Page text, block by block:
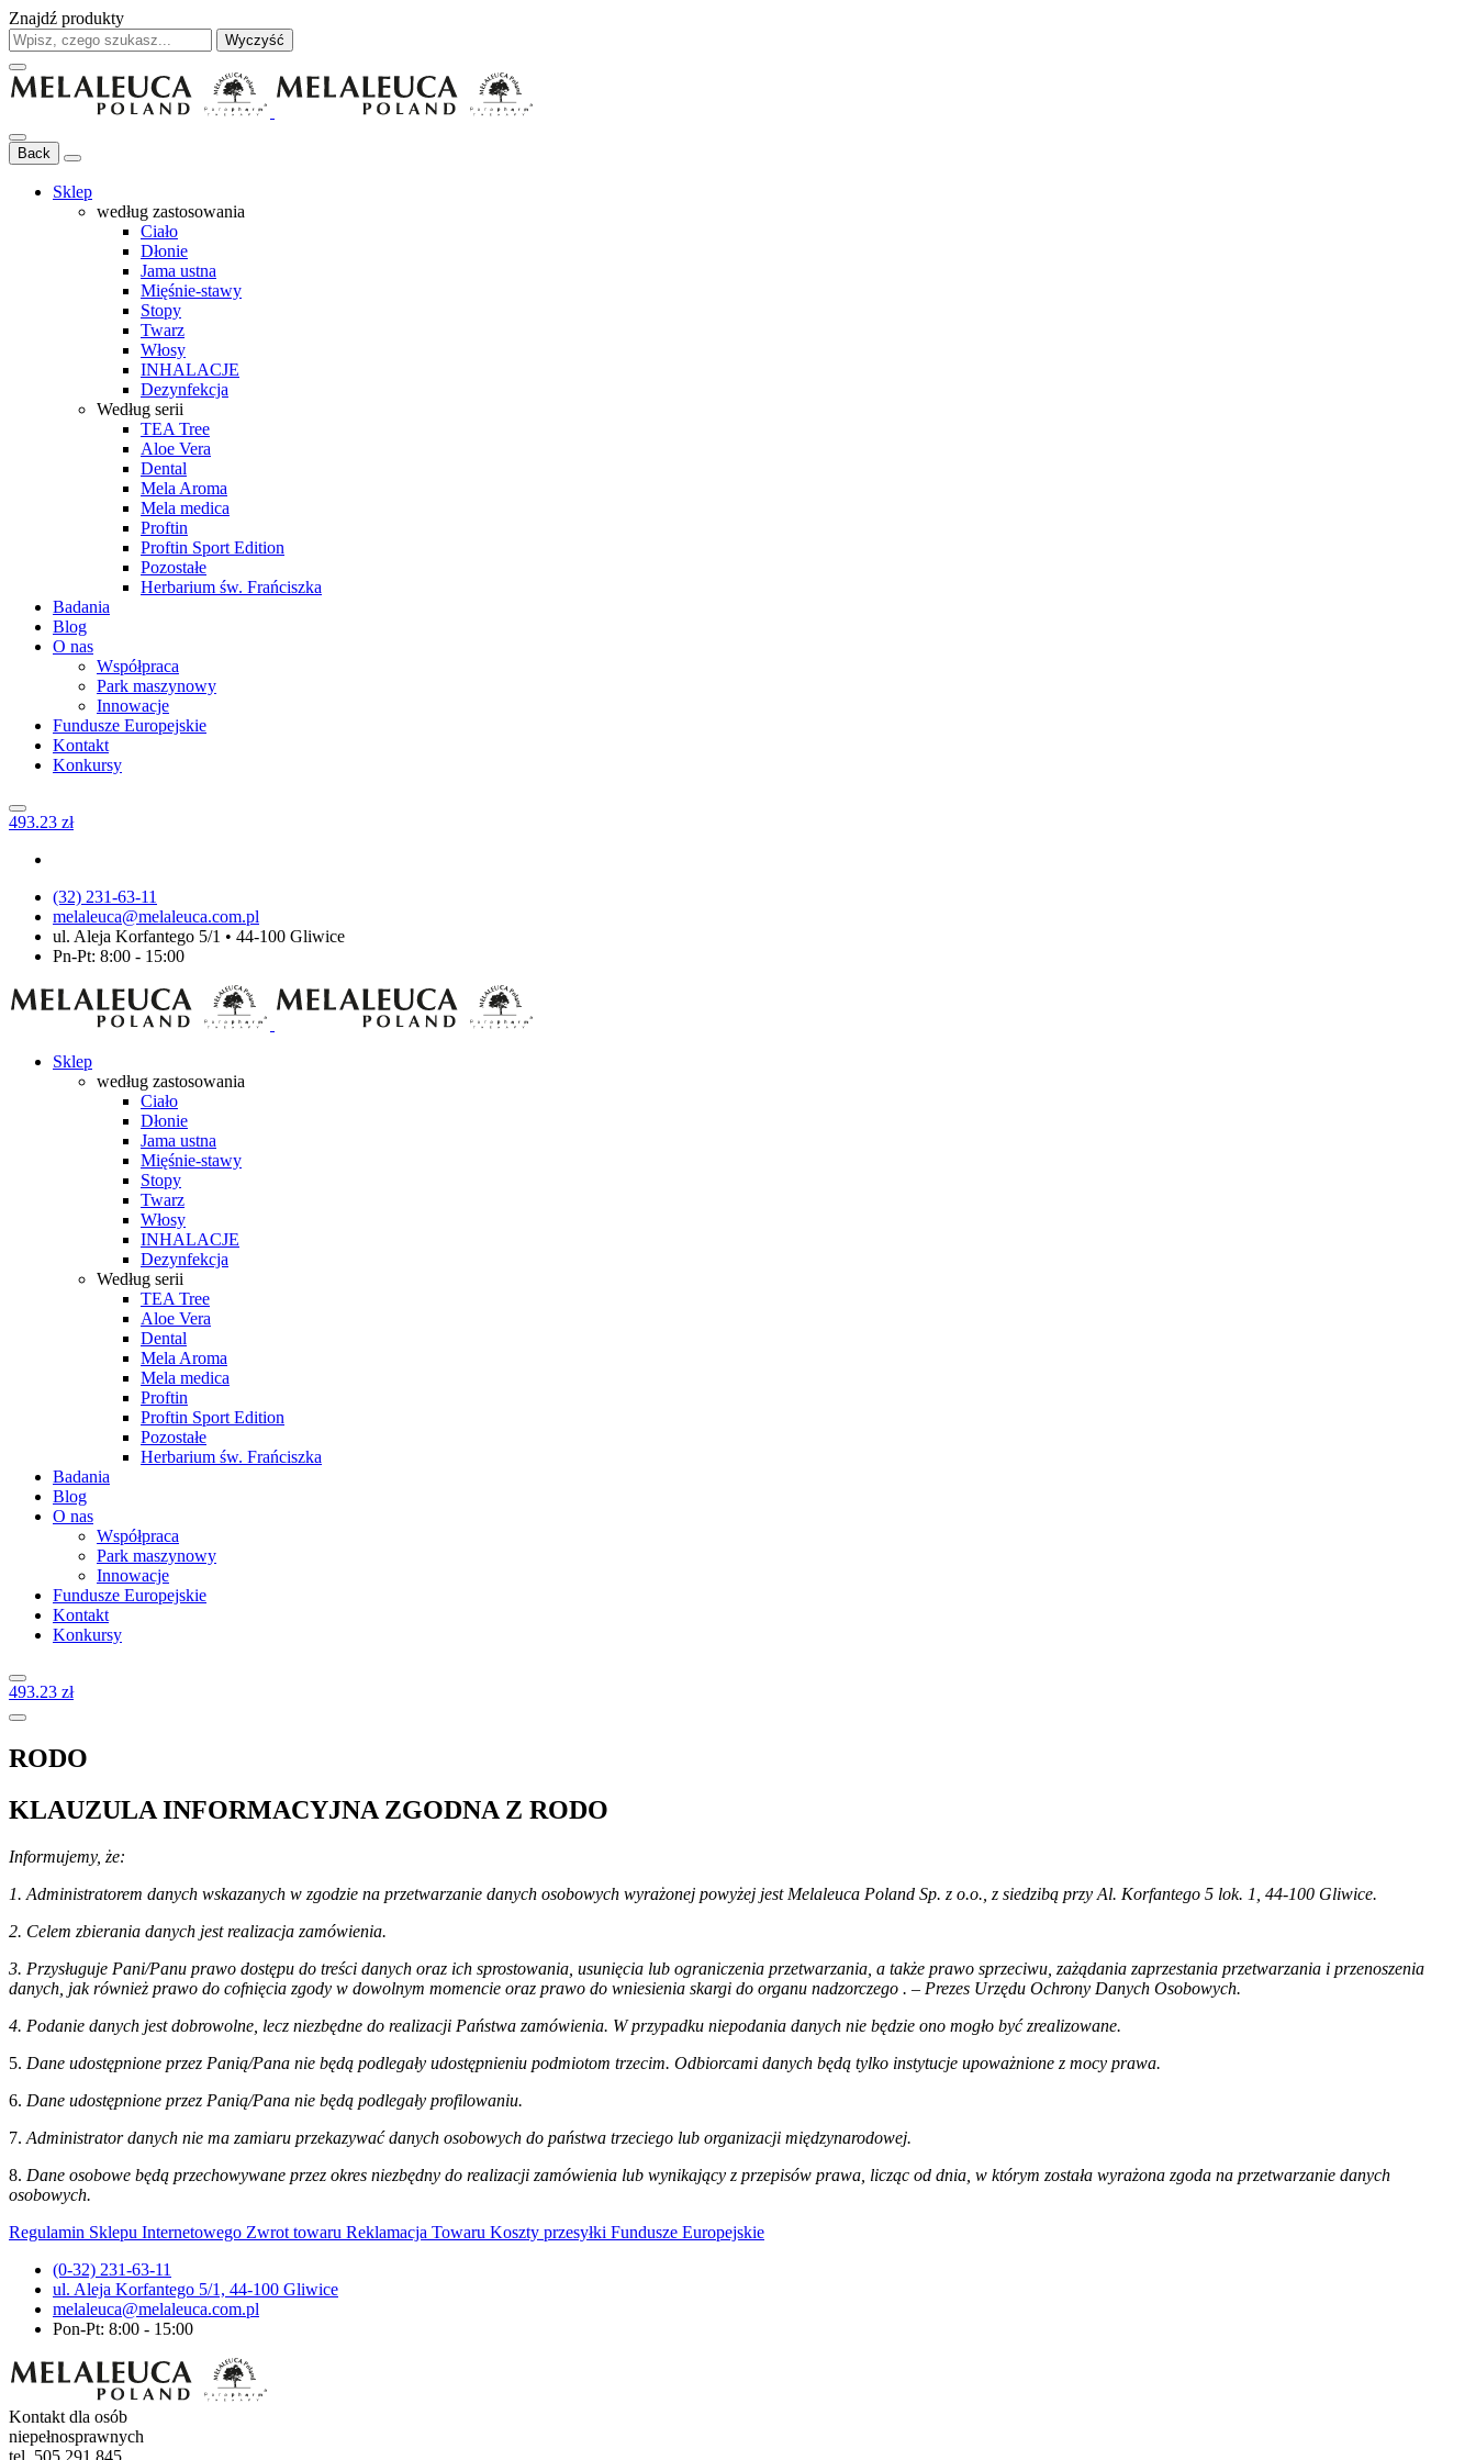
Znajdź produkty
Wyczyść
Back
Sklep
według zastosowania
Ciało
Dłonie
Jama ustna
Mięśnie-stawy
Stopy
Twarz
Włosy
INHALACJE
Dezynfekcja
Według serii
TEA Tree
Aloe Vera
Dental
Mela Aroma
Mela medica
Proftin
Proftin Sport Edition
Pozostałe
Herbarium św. Frańciszka
Badania
Blog
O nas
Współpraca
Park maszynowy
Innowacje
Fundusze Europejskie
Kontakt
Konkursy
493.23 zł
(32) 231-63-11
melaleuca@melaleuca.com.pl
ul. Aleja Korfantego 5/1 • 44-100 Gliwice
Pn-Pt: 8:00 - 15:00
Sklep
według zastosowania
Ciało
Dłonie
Jama ustna
Mięśnie-stawy
Stopy
Twarz
Włosy
INHALACJE
Dezynfekcja
Według serii
TEA Tree
Aloe Vera
Dental
Mela Aroma
Mela medica
Proftin
Proftin Sport Edition
Pozostałe
Herbarium św. Frańciszka
Badania
Blog
O nas
Współpraca
Park maszynowy
Innowacje
Fundusze Europejskie
Kontakt
Konkursy
493.23 zł
RODO
KLAUZULA INFORMACYJNA ZGODNA Z RODO
Informujemy, że:
1. Administratorem danych wskazanych w zgodzie na przetwarzanie danych osobowych wyrażonej powyżej jest Melaleuca Poland Sp. z o.o., z siedzibą przy Al. Korfantego 5 lok. 1, 44-100 Gliwice.
2. Celem zbierania danych jest realizacja zamówienia.
3. Przysługuje Pani/Panu prawo dostępu do treści danych oraz ich sprostowania, usunięcia lub ograniczenia przetwarzania, a także prawo sprzeciwu, zażądania zaprzestania przetwarzania i przenoszenia
danych, jak również prawo do cofnięcia zgody w dowolnym momencie oraz prawo do wniesienia skargi do organu nadzorczego . – Prezes Urzędu Ochrony Danych Osobowych.
4. Podanie danych jest dobrowolne, lecz niezbędne do realizacji Państwa zamówienia. W przypadku niepodania danych nie będzie ono mogło być zrealizowane.
5. Dane udostępnione przez Panią/Pana nie będą podlegały udostępnieniu podmiotom trzecim. Odbiorcami danych będą tylko instytucje upoważnione z mocy prawa.
6. Dane udostępnione przez Panią/Pana nie będą podlegały profilowaniu.
7. Administrator danych nie ma zamiaru przekazywać danych osobowych do państwa trzeciego lub organizacji międzynarodowej.
8. Dane osobowe będą przechowywane przez okres niezbędny do realizacji zamówienia lub wynikający z przepisów prawa, licząc od dnia, w którym została wyrażona zgoda na przetwarzanie danych
osobowych.
Regulamin Sklepu Internetowego Zwrot towaru Reklamacja Towaru Koszty przesyłki Fundusze Europejskie
(0-32) 231-63-11
ul. Aleja Korfantego 5/1, 44-100 Gliwice
melaleuca@melaleuca.com.pl
Pon-Pt: 8:00 - 15:00
Kontakt dla osób
niepełnosprawnych
tel. 505 291 845